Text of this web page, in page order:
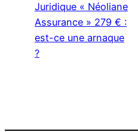
Juridique « Néoliane
Assurance » 279 € :
est-ce une arnaque
?